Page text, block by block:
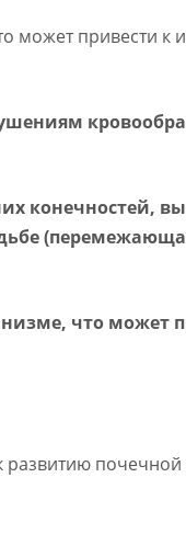
привести к
конечностей,
что может